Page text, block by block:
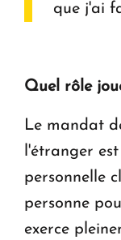
que j'ai
Quel rôle
Le mandat
l'étranger
personnelle
personne
exerce